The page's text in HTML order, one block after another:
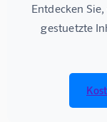
Entdecken
gestuetzte